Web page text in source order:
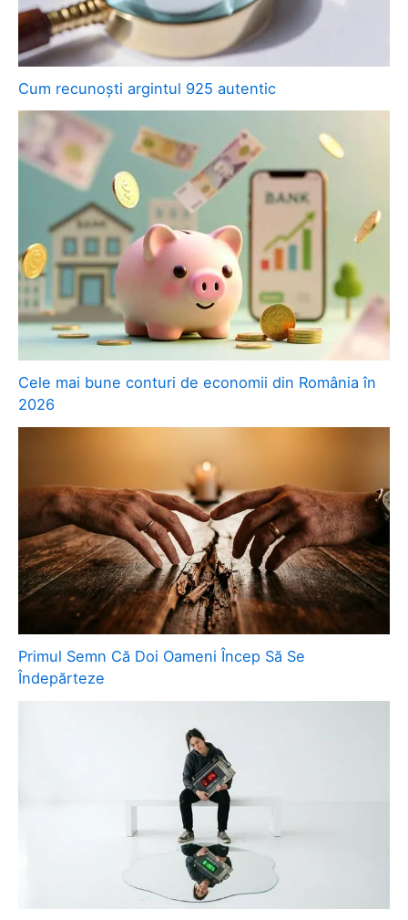
Cum recunoști argintul 925 autentic
Cele mai bune conturi de economii din România în
2026
Primul Semn Că Doi Oameni Încep Să Se
Îndepărteze